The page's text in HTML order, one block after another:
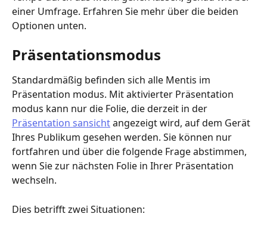
einer Umfrage. Erfahren Sie mehr über die beiden
Optionen unten.
Präsentationsmodus
Standardmäßig befinden sich alle Mentis im
Präsentation modus. Mit aktivierter Präsentation
modus kann nur die Folie, die derzeit in der
Präsentation sansicht angezeigt wird, auf dem Gerät
Ihres Publikum gesehen werden. Sie können nur
fortfahren und über die folgende Frage abstimmen,
wenn Sie zur nächsten Folie in Ihrer Präsentation
wechseln.
Dies betrifft zwei Situationen: